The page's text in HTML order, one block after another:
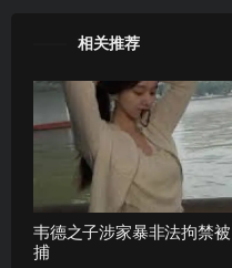
相关推荐
韦德之子涉家暴非法拘禁被
捕